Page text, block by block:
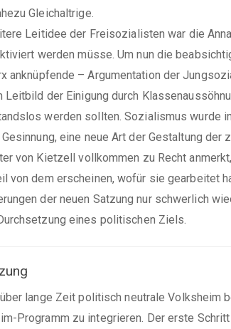
Gleichaltrige.
Leitidee der Freisozialisten war die
werden müsse. Um nun die
anknüpfende – Argumentation der
Leitbild der Einigung durch
werden sollten. Sozialismus wurde
eine neue Art der Gestaltung
von Kietzell vollkommen zu Recht
von dem erscheinen, wofür sie gearbeitet
der neuen Satzung nur schwerlich
eines politischen Ziels.
lange Zeit politisch neutrale Volksheim
Programm zu integrieren. Der erste